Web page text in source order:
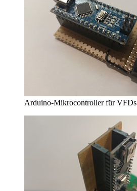
Arduino-Mikrocontroller für VFDs